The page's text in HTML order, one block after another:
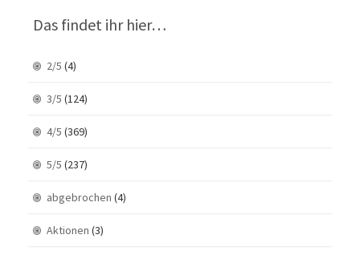
Das findet ihr hier…
2/5 (4)
3/5 (124)
4/5 (369)
5/5 (237)
abgebrochen (4)
Aktionen (3)